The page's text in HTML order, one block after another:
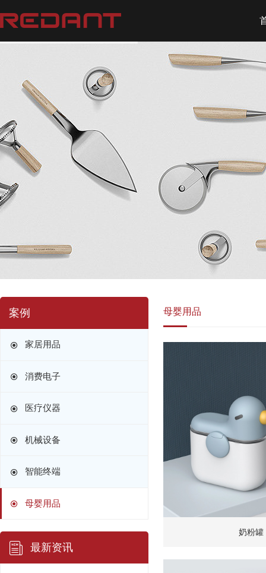
案例
家居用品
消费电子
医疗仪器
机械设备
智能终端
母婴用品
最新资讯
母婴用品
奶粉罐